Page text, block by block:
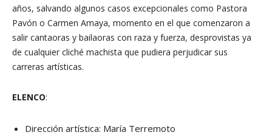
años, salvando algunos casos excepcionales como Pastora
Pavón o Carmen Amaya, momento en el que comenzaron a
salir cantaoras y bailaoras con raza y fuerza, desprovistas ya
de cualquier cliché machista que pudiera perjudicar sus
carreras artísticas.
ELENCO:
Dirección artística: María Terremoto